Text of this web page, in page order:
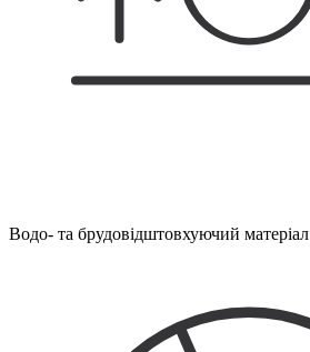
Водо- та брудовідштовхуючий матеріал